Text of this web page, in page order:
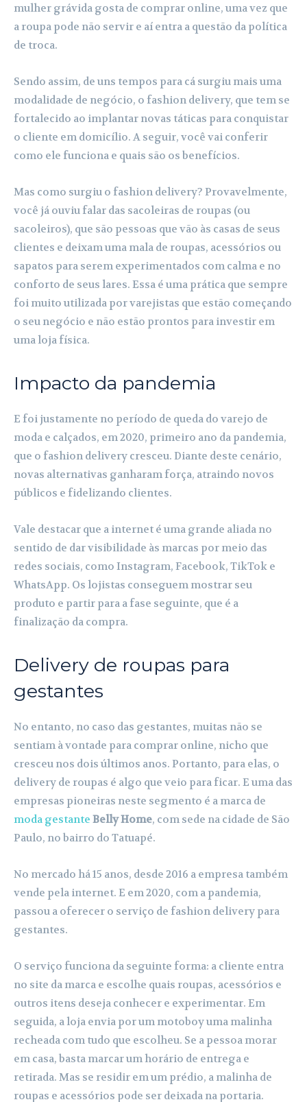
mulher grávida gosta de comprar online, uma vez que
a roupa pode não servir e aí entra a questão da política
de troca.
Sendo assim, de uns tempos para cá surgiu mais uma
modalidade de negócio, o fashion delivery, que tem se
fortalecido ao implantar novas táticas para conquistar
o cliente em domicílio. A seguir, você vai conferir
como ele funciona e quais são os benefícios.
Mas como surgiu o fashion delivery? Provavelmente,
você já ouviu falar das sacoleiras de roupas (ou
sacoleiros), que são pessoas que vão às casas de seus
clientes e deixam uma mala de roupas, acessórios ou
sapatos para serem experimentados com calma e no
conforto de seus lares. Essa é uma prática que sempre
foi muito utilizada por varejistas que estão começando
o seu negócio e não estão prontos para investir em
uma loja física.
Impacto da pandemia
E foi justamente no período de queda do varejo de
moda e calçados, em 2020, primeiro ano da pandemia,
que o fashion delivery cresceu. Diante deste cenário,
novas alternativas ganharam força, atraindo novos
públicos e fidelizando clientes.
Vale destacar que a internet é uma grande aliada no
sentido de dar visibilidade às marcas por meio das
redes sociais, como Instagram, Facebook, TikTok e
WhatsApp. Os lojistas conseguem mostrar seu
produto e partir para a fase seguinte, que é a
finalização da compra.
Delivery de roupas para
gestantes
No entanto, no caso das gestantes, muitas não se
sentiam à vontade para comprar online, nicho que
cresceu nos dois últimos anos. Portanto, para elas, o
delivery de roupas é algo que veio para ficar. E uma das
empresas pioneiras neste segmento é a marca de
moda gestante Belly Home, com sede na cidade de São
Paulo, no bairro do Tatuapé.
No mercado há 15 anos, desde 2016 a empresa também
vende pela internet. E em 2020, com a pandemia,
passou a oferecer o serviço de fashion delivery para
gestantes.
O serviço funciona da seguinte forma: a cliente entra
no site da marca e escolhe quais roupas, acessórios e
outros itens deseja conhecer e experimentar. Em
seguida, a loja envia por um motoboy uma malinha
recheada com tudo que escolheu. Se a pessoa morar
em casa, basta marcar um horário de entrega e
retirada. Mas se residir em um prédio, a malinha de
roupas e acessórios pode ser deixada na portaria.